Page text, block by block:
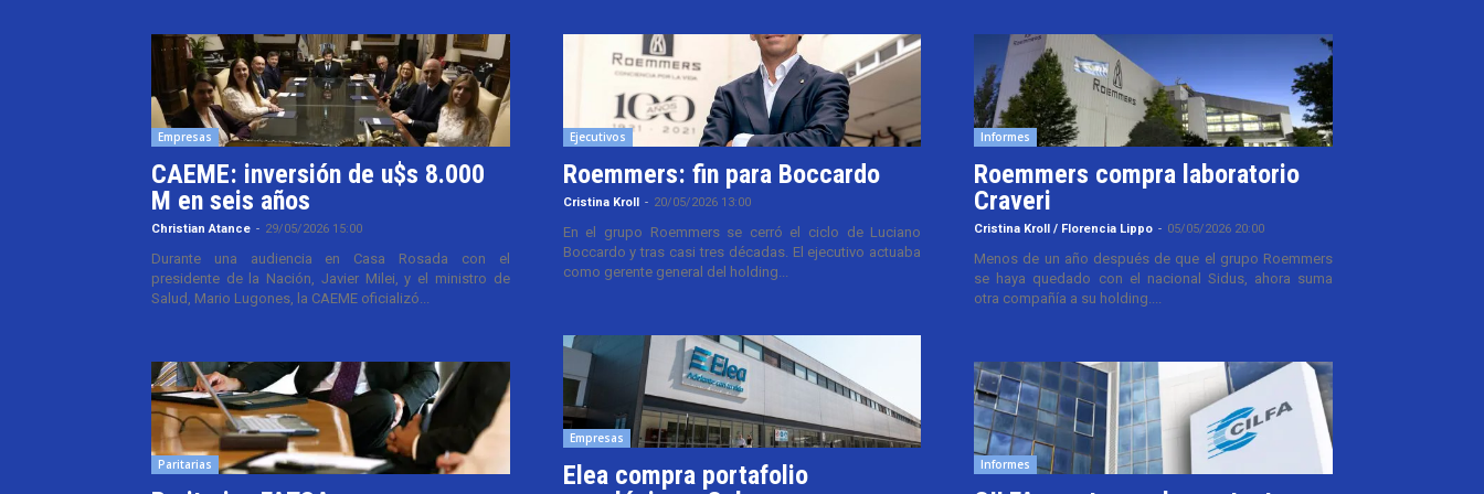
Empresas
CAEME: inversión de u$s 8.000
M en seis años
Christian Atance - 29/05/2026 15:00
Durante una audiencia en Casa Rosada con el
presidente de la Nación, Javier Milei, y el ministro de
Salud, Mario Lugones, la CAEME oficializó...
Paritarias
Ejecutivos
Roemmers: fin para Boccardo
Cristina Kroll - 20/05/2026 13:00
En el grupo Roemmers se cerró el ciclo de Luciano
Boccardo y tras casi tres décadas. El ejecutivo actuaba
como gerente general del holding...
Empresas
Elea compra portafolio
Informes
Roemmers compra laboratorio
Craveri
Cristina Kroll / Florencia Lippo - 05/05/2026 20:00
Menos de un año después de que el grupo Roemmers
se haya quedado con el nacional Sidus, ahora suma
otra compañía a su holding....
Informes